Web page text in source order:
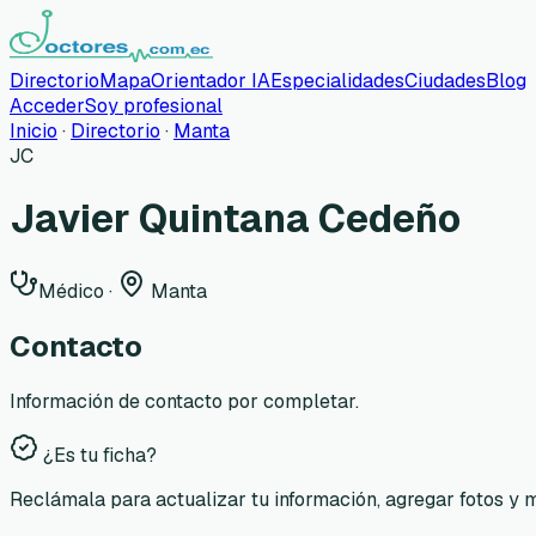
DirectorioMapaOrientador IAEspecialidadesCiudadesBlog
AccederSoy profesional
Inicio · Directorio · Manta
JC
Javier Quintana Cedeño
Médico · Manta
Contacto
Información de contacto por completar.
¿Es tu ficha?
Reclámala para actualizar tu información, agregar fotos y